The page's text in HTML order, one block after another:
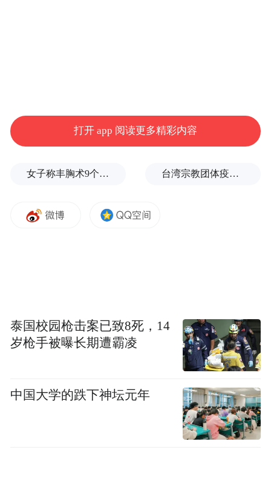
身穿印有“No ICE”字样卫衣、手举要求该机
构离开标语的卡蒂娅·卡根（Katia Kagan）是
和更好的生活来到美国。“我站出来，是为了
据报道，在古德和普雷蒂被枪杀地点附近的
一个社区，约50名当地学校教师和工作人员
也参加了游行。美国歌手布鲁斯·斯普林斯廷
在该市中心为古德和普雷蒂举办慈善筹款演
出，他在吉他上贴着“逮捕总统”的标语，并
打开 app 阅读更多精彩内容
女子称丰胸术9个月后确诊乳腺癌，医美机构：手术不可能引发癌症，建议走司法途径 台湾宗教团体疫情期间求购新冠疫苗被骗10亿，蒋万安：民进党的错
泰国校园枪击案已致8死，14
岁枪手被曝长期遭霸凌
中国大学的跌下神坛元年